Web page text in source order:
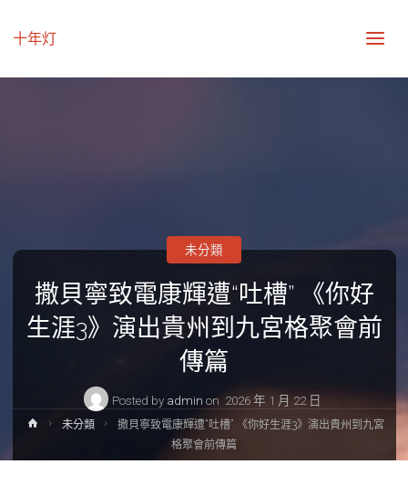
十年灯
撒貝寧致電康輝遭“吐槽” 《你好
生涯3》演出貴州到九宮格聚會前
傳篇
Posted by admin on 2026 年 1 月 22 日
未分類
Home未分類
撒貝寧致電康輝遭“吐槽” 《你好生涯3》演出貴州到九宮
格聚會前傳篇